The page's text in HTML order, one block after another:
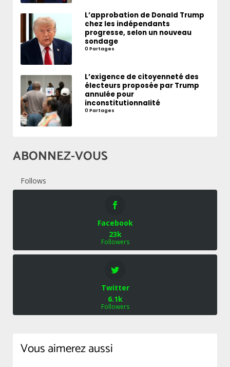
L’approbation de Donald Trump
chez les indépendants
progresse, selon un nouveau
sondage
0 Partages
L’exigence de citoyenneté des
électeurs proposée par Trump
annulée pour
inconstitutionnalité
0 Partages
ABONNEZ-VOUS
Follows
Facebook
23k
Followers
Twitter
6.1k
Followers
Vous aimerez aussi